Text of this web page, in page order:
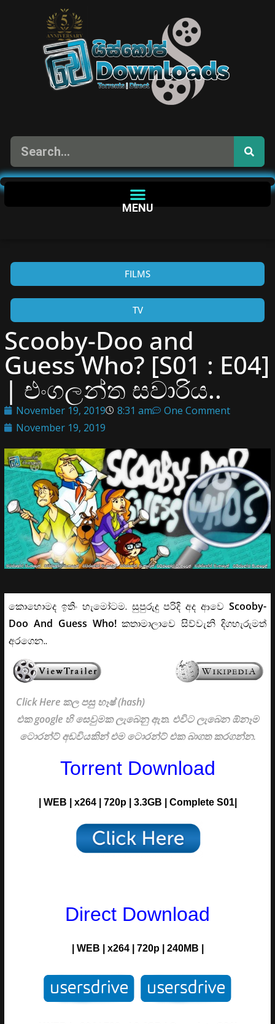
MENU
FILMS
TV
Scooby-Doo and
Guess Who? [S01 : E04]
| එංගලන්ත සවාරිය..
November 19, 2019 8:31 am
One Comment
November 19, 2019
කොහොමද ඉතිං හැමෝටම. සුපුරුදු පරිදි අද ආවෙ Scooby-
Doo And Guess Who!කතාමාලාවෙ සිව්වැනි දිගහැරුමත්
අරගෙන..
Click Here කල පසු හෑෂ් (hash)
එක google හි සෙවුමක ලැබෙනු ඇත. එවිට ලැබෙන ඕනෑම
ටොරන්ට් අඩවියකින් එම ටොරන්ට් එක බාගත කරගන්න.
Torrent Download
| WEB | x264 | 720p | 3.3GB | Complete S01|
Direct Download
| WEB | x264 | 720p | 240MB |